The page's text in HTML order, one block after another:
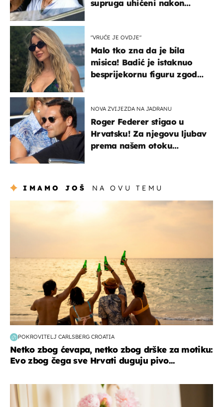
supruga uhićeni nakon
"VRUĆE JE OVDJE"
Malo tko zna da je bila
misica! Badić je istaknuo
besprijekornu figuru zgodne
NOVA ZVIJEZDA NA JADRANU
Roger Federer stigao u
Hrvatsku! Za njegovu ljubav
prema našem otoku
IMAMO JOŠ NA OVU TEMU
POKROVITELJ CARLSBERG CROATIA
Netko zbog ćevapa, netko zbog drške za motiku:
Evo zbog čega sve Hrvati duguju pivo...
moda & ljepota